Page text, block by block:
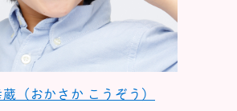
（おかさか こうぞう）